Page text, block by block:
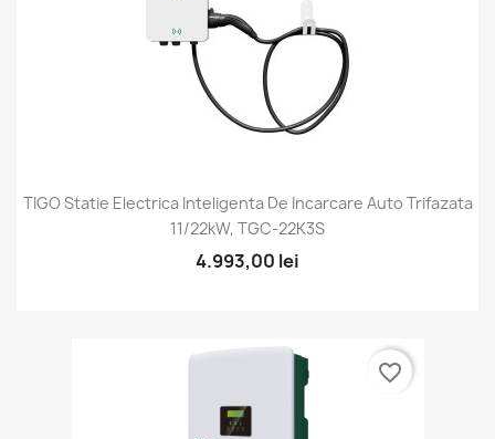
TIGO Statie Electrica Inteligenta De Incarcare Auto Trifazata
11/22kW, TGC-22K3S
4.993,00 lei
favorite_border